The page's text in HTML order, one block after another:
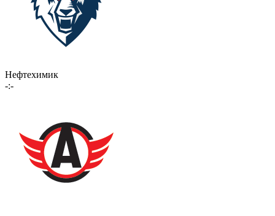
Нефтехимик
-:-